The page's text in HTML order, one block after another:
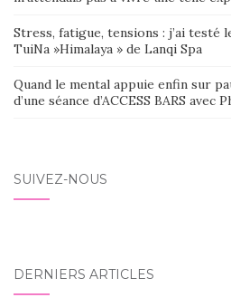
Stress, fatigue, tensions : j’ai testé
TuiNa »Himalaya » de Lanqi Spa
Quand le mental appuie enfin sur
d’une séance d’ACCESS BARS avec
SUIVEZ-NOUS
DERNIERS ARTICLES